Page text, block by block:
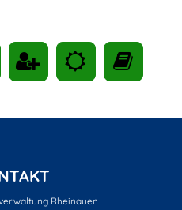
Rheinauen